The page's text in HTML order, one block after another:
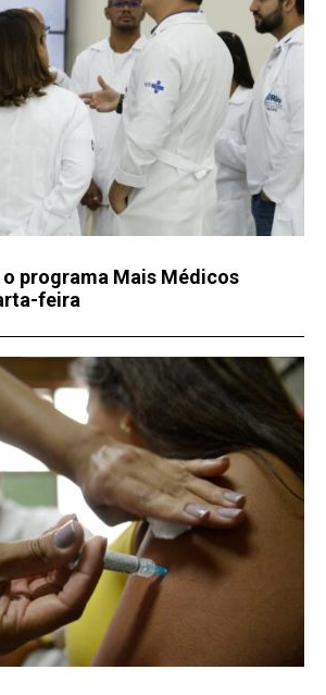
programa Mais Médicos
feira